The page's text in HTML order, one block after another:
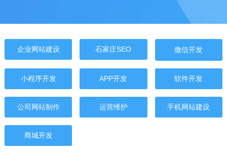
企业网站建设 石家庄SEO 微信开发
小程序开发 APP开发 软件开发
公司网站制作 运营维护 手机网站建设
商城开发